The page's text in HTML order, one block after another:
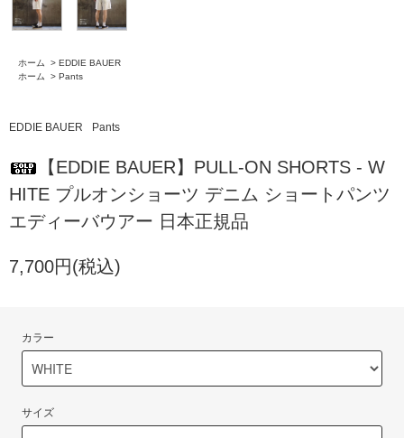
ホーム > EDDIE BAUER
ホーム
> Pants
EDDIE BAUER Pants
【EDDIE BAUER】PULL-ON SHORTS - W
HITE プルオンショーツ デニム ショートパンツ
エディーバウアー 日本正規品
7,700円(税込)
カラー
サイズ